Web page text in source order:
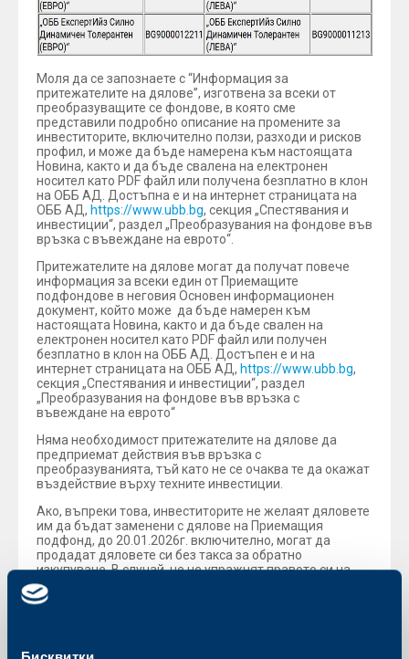
Моля да се запознаете с “Информация за
притежателите на дялове”, изготвена за всеки от
преобразуващите се фондове, в която сме
представили подробно описание на промените за
инвеститорите, включително ползи, разходи и рисков
профил, и може да бъде намерена към настоящата
Новина, както и да бъде свалена на електронен
носител като PDF файл или получена безплатно в клон
на ОББ АД. Достъпна е и на интернет страницата на
ОББ АД, https://www.ubb.bg, секция „Спестявания и
инвестиции“, раздел „Преобразувания на фондове във
връзка с въвеждане на еврото“.
Притежателите на дялове могат да получат повече
информация за всеки един от Приемащите
подфондове в неговия Основен информационен
документ, който може да бъде намерен към
настоящата Новина, както и да бъде свален на
електронен носител като PDF файл или получен
безплатно в клон на ОББ АД. Достъпен е и на
интернет страницата на ОББ АД, https://www.ubb.bg,
секция „Спестявания и инвестиции“, раздел
„Преобразувания на фондове във връзка с
въвеждане на еврото“
Няма необходимост притежателите на дялове да
предприемат действия във връзка с
преобразуванията, тъй като не се очаква те да окажат
въздействие върху техните инвестиции.
Ако, въпреки това, инвеститорите не желаят дяловете
им да бъдат заменени с дялове на Приемащия
подфонд, до 20.01.2026г. включително, могат да
продадат дяловете си без такса за обратно
изкупуване. В случай, че не упражнят правото си на
обратно изкупуване до 20.01.2026г., след 30.01.2026г.
дяловете им автоматично ще бъдат заменени с
Актуална информация за подфондовете, в които